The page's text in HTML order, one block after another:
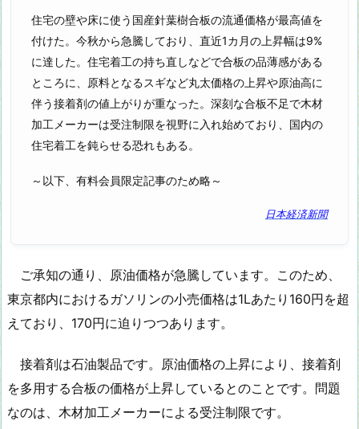
住宅の壁や床に使う国産針葉樹合板の流通価格が最高値を
付けた。今秋から急騰しており、直近1カ月の上昇幅は9%
に達した。住宅着工の持ち直しなどで合板の品薄感がある
ところに、原料となるスギなど丸太価格の上昇や原油高に
伴う接着剤の値上がりが重なった。深刻な合板不足で木材
加工メーカーは受注制限を視野に入れ始めており、国内の
住宅着工を鈍らせる恐れもある。
～以下、有料会員限定記事のため略～
日本経済新聞
ご承知の通り、原油価格が急騰しています。このため、
東京都内におけるガソリンの小売価格は1Lあたり160円を超
えており、170円に迫りつつあります。
接着剤は石油製品です。原油価格の上昇により、接着剤
を多用する合板の価格が上昇しているとのことです。問題
なのは、木材加工メーカーによる受注制限です。